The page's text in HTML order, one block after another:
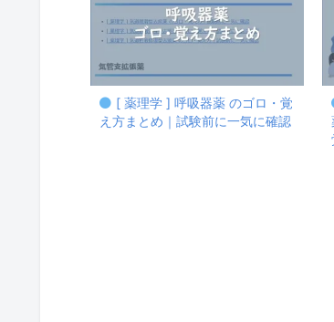
[ 薬理学 ] 呼吸器薬 のゴロ・覚
え方まとめ｜試験前に一気に確認